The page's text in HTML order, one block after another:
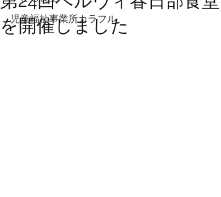
児童福祉事業所カラフル
を開催しました